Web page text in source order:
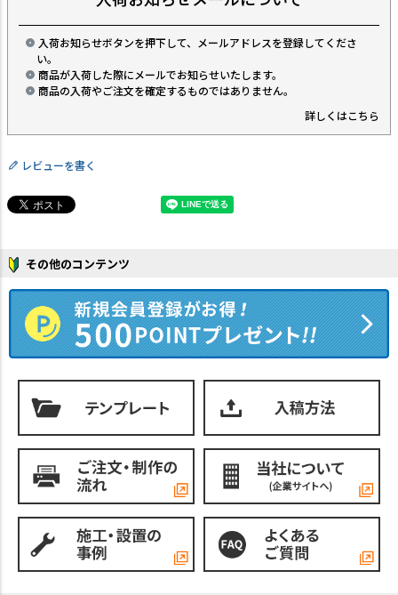
入荷お知らせボタンを押下して、メールアドレスを登録してくださ
い。
商品が入荷した際にメールでお知らせいたします。
商品の入荷やご注文を確定するものではありません。
詳しくはこちら
レビューを書く
その他のコンテンツ